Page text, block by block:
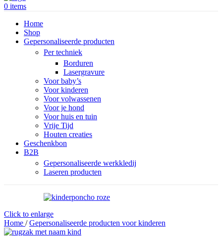
0 items
Home
Shop
Gepersonaliseerde producten
Per techniek
Borduren
Lasergravure
Voor baby’s
Voor kinderen
Voor volwassenen
Voor je hond
Voor huis en tuin
Vrije Tijd
Houten creaties
Geschenkbon
B2B
Gepersonaliseerde werkkledij
Laseren producten
Click to enlarge
Home / Gepersonaliseerde producten voor kinderen